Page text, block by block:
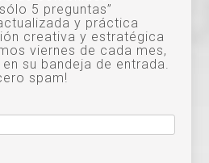
5 preguntas”
y práctica
creativa y estratégica
viernes de cada mes,
su bandeja de entrada.
spam!